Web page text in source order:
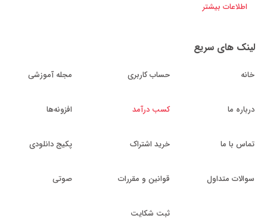
اطلاعات بیشتر
لینک های سریع
خانه
درباره ما
تماس با ما
سوالات متداول
حساب کاربری
کسب درآمد
خرید اشتراک
قوانین و مقررات
ثبت شکایت
مجله آموزشی
افزونه‌ها
پکیج دانلودی
صوتی